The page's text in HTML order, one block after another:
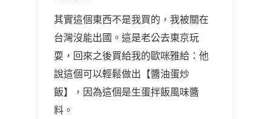
其實這個東西不是我買的，我被關在
台灣沒能出國。這是老公去東京玩
耍，回來之後買給我的歐咪雅給：他
說這個可以輕鬆做出【醬油蛋炒
飯】，因為這個是生蛋拌飯風味醬
料。